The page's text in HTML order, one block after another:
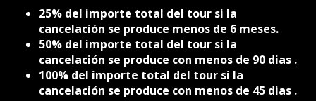
25% del importe total del tour si la
cancelación se produce menos de 6 meses.
50% del importe total del tour si la
cancelación se produce con menos de 90 dias .
100% del importe total del tour si la
cancelación se produce con menos de 45 dias .